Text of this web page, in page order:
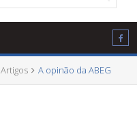
Artigos A opinão da ABEG